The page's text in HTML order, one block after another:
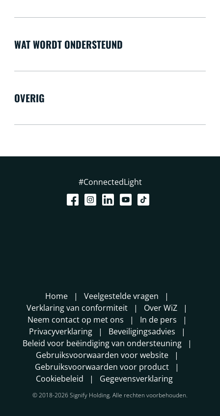
WAT WORDT ONDERSTEUND
OVERIG
#ConnectedLight
Home
Veelgestelde vragen
Verklaring van conformiteit
Over WiZ
Neem contact op met ons
In de pers
Privacyverklaring
Beveiligingsadvies
Beleid voor beëindiging van ondersteuning
Gebruiksvoorwaarden voor website
Gebruiksvoorwaarden voor product
Cookiebeleid
Gegevensverklaring
© 2018-2026 Signify Holding. Alle rechten voorbehouden.